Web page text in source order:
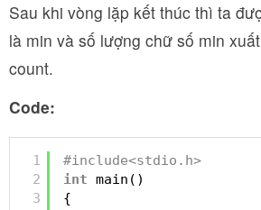
Sau khi vòng lặp kết thúc thì ta
là min và số lượng chữ số min
count.
Code:
1
2
3
#include<stdio.h>
int main()
{